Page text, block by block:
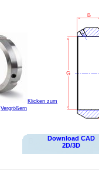
Klicken zum
Vergrößern
Download CAD
2D/3D